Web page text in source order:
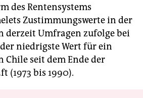
des Rentensystems
Zustimmungswerte in der
derzeit Umfragen zufolge bei
der niedrigste Wert für ein
Chile seit dem Ende der
(1973 bis 1990).